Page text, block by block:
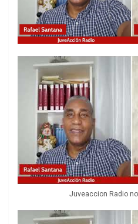
Juveaccion Radio